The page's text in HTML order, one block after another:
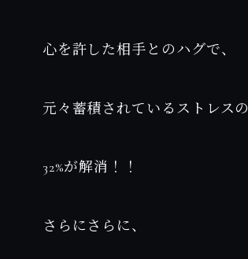
心を許した相手とのハグで、
元々蓄積されているストレスの
32%が解消！！
さらにさらに、